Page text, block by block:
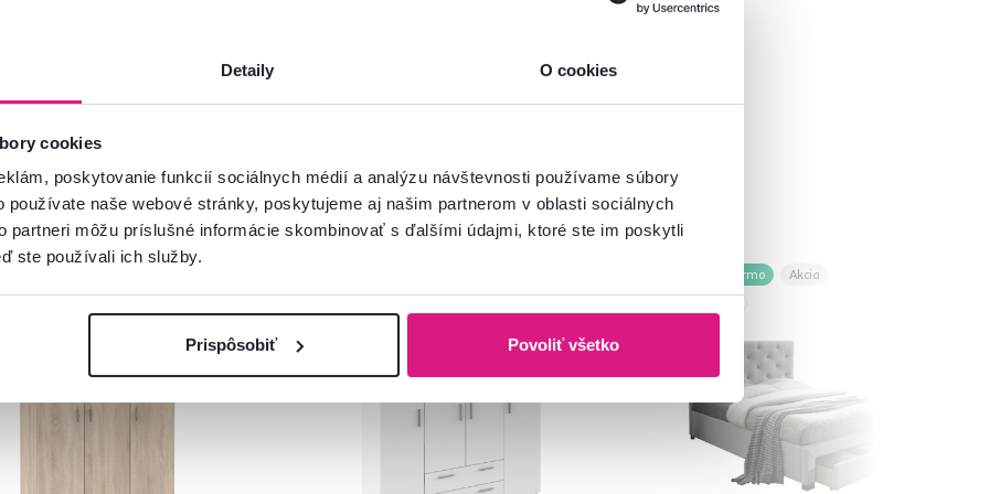
Detaily O cookies
cookies
poskytovanie funkcií sociálnych médií a analýzu návštevnosti používame súbory
používate naše webové stránky, poskytujeme aj našim partnerom v oblasti sociálnych
partneri môžu príslušné informácie skombinovať s ďalšími údajmi, ktoré ste im poskytli
ste používali ich služby.
Prispôsobiť Povoliť všetko
Zadarmo
Akcia